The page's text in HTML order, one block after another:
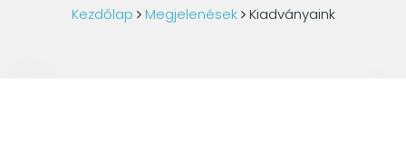
Kezdőlap Megjelenések Kiadványaink